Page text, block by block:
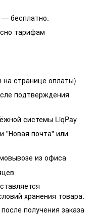
бесплатно.
тарифам
на странице оплаты)
подтверждения
системы LiqPay
"Новая почта" или
из офиса
хранения товара.
получения заказа